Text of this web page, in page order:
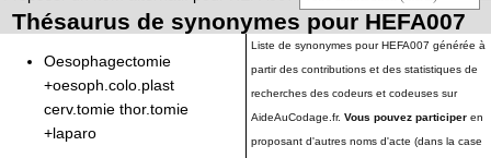
Thésaurus de synonymes pour HEFA007
Oesophagectomie
+oesoph.colo.plast
cerv.tomie thor.tomie
+laparo
Liste de synonymes pour HEFA007 générée à
partir des contributions et des statistiques de
recherches des codeurs et codeuses sur
AideAuCodage.fr. Vous pouvez participer en
proposant d'autres noms d'acte (dans la case